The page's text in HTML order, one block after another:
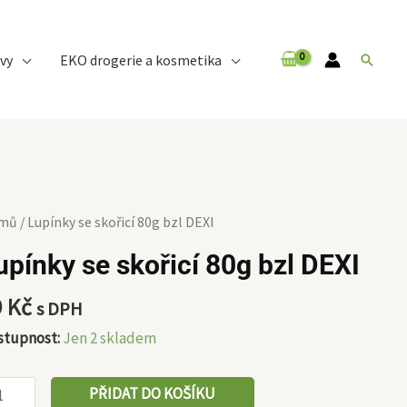
EKO drogerie a kosmetika Hledat
/ Lupínky se skořicí 80g bzl DEXI
se skořicí 80g bzl DEXI
Kčs DPH
Jen 2 skladem
PŘIDAT DO KOŠÍKU